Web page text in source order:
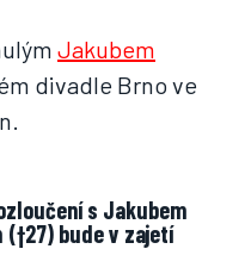
Jakubem
divadle Brno ve
s Jakubem
(†27) bude v zajetí